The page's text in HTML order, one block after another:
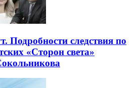
Подробности следствия по
«Сторон света»